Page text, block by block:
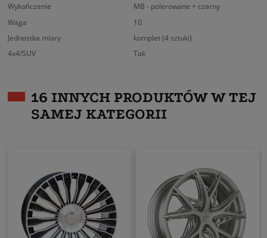
Wykończenie
MB - polerowane + czarny
Waga
10
Jednostka miary
komplet (4 sztuki)
4x4/SUV
Tak
16 INNYCH PRODUKTÓW W TEJ
SAMEJ KATEGORII